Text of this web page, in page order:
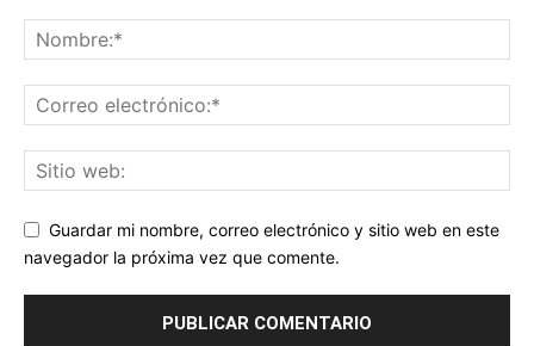
Guardar mi nombre, correo electrónico y sitio web en este
navegador la próxima vez que comente.